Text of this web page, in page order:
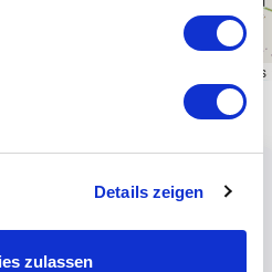
Details zeigen
zulassen
contributors